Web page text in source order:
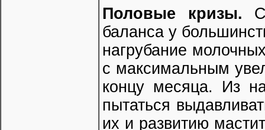
Половые кризы.
баланса у
нагрубание
с максимальным
концу месяца. Из
пытаться
их и развитию